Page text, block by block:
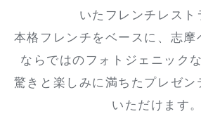
いたフレンチレスト
本格フレンチをベースに、志摩
ならではのフォトジェニック
驚きと楽しみに満ちたプレゼン
いただけます。